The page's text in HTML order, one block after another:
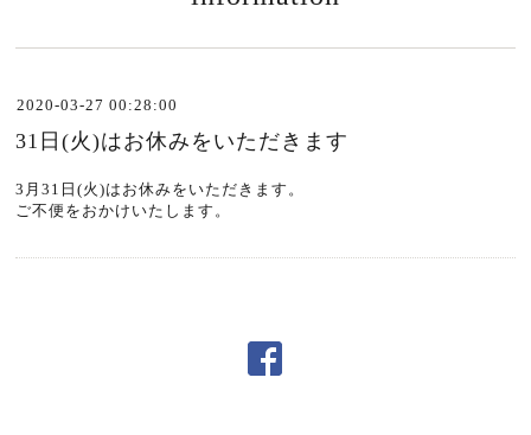
2020-03-27 00:28:00
31日(火)はお休みをいただきます
3月31日(火)はお休みをいただきます。
ご不便をおかけいたします。